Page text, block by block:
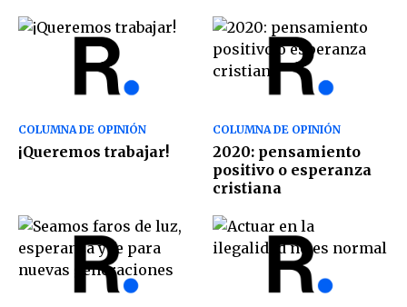
COLUMNA DE OPINIÓN
¡Queremos trabajar!
COLUMNA DE OPINIÓN
2020: pensamiento
positivo o esperanza
cristiana